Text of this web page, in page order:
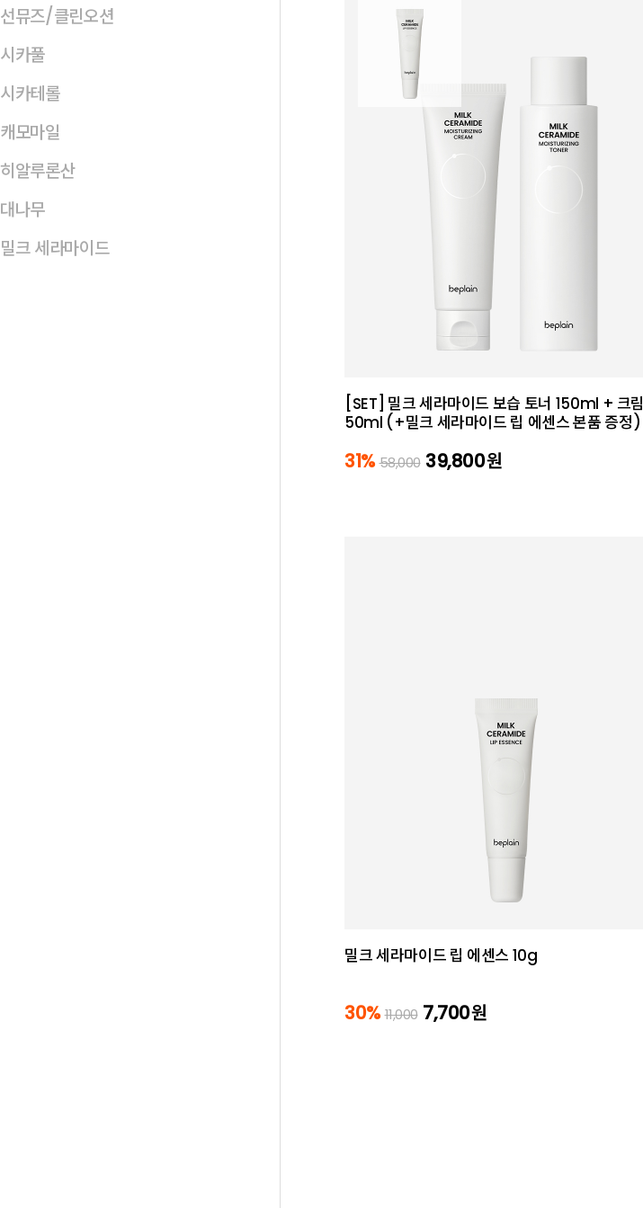
선뮤즈/클린오션
시카풀
시카테롤
캐모마일
히알루론산
대나무
밀크 세라마이드
[SET] 밀크 세라마이드 보습 토너 150ml + 크림
50ml (+밀크 세라마이드 립 에센스 본품 증정)
31% 58,000 39,800원
밀크 세라마이드 립 에센스 10g
30% 11,000 7,700원